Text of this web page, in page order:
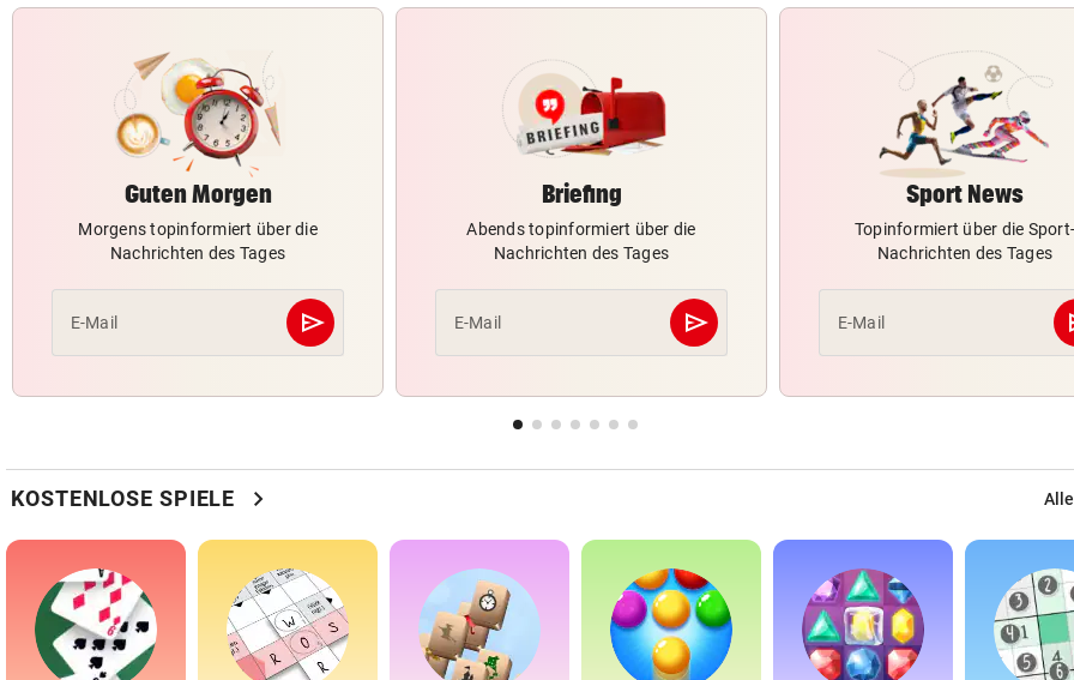
Guten Morgen
Morgens topinformiert über die
Nachrichten des Tages
E-Mail send
Abschicken
Briefing
Abends topinformiert über die
Nachrichten des Tages
E-Mail send
Abschicken
Sport News
Topinformiert über die
Nachrichten des Tages
E-Mail
KOSTENLOSE SPIELE chevron_right